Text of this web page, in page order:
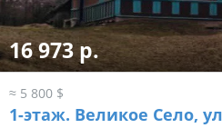
16 973 р.
≈ 5 800 $
1-этаж. Великое Село,